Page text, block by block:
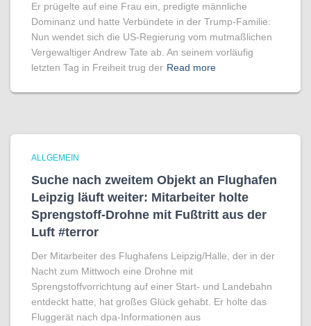
Er prügelte auf eine Frau ein, predigte männliche
Dominanz und hatte Verbündete in der Trump-Familie:
Nun wendet sich die US-Regierung vom mutmaßlichen
Vergewaltiger Andrew Tate ab. An seinem vorläufig
letzten Tag in Freiheit trug der Read more
ALLGEMEIN
Suche nach zweitem Objekt an Flughafen
Leipzig läuft weiter: Mitarbeiter holte
Sprengstoff-Drohne mit Fußtritt aus der
Luft #terror
Der Mitarbeiter des Flughafens Leipzig/Halle, der in der
Nacht zum Mittwoch eine Drohne mit
Sprengstoffvorrichtung auf einer Start- und Landebahn
entdeckt hatte, hat großes Glück gehabt. Er holte das
Fluggerät nach dpa-Informationen aus